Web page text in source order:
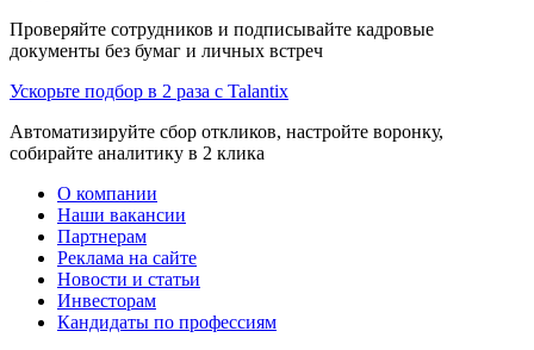
Проверяйте сотрудников и подписывайте кадровые
документы без бумаг и личных встреч
Ускорьте подбор в 2 раза с Talantix
Автоматизируйте сбор откликов, настройте воронку,
собирайте аналитику в 2 клика
О компании
Наши вакансии
Партнерам
Реклама на сайте
Новости и статьи
Инвесторам
Кандидаты по профессиям